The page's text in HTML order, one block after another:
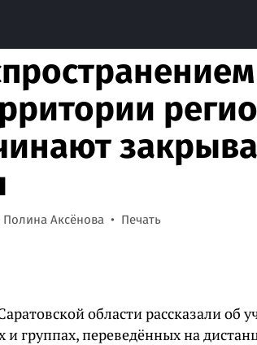
Полина Аксёнова Печать
области рассказали об
и группах, переведённых на